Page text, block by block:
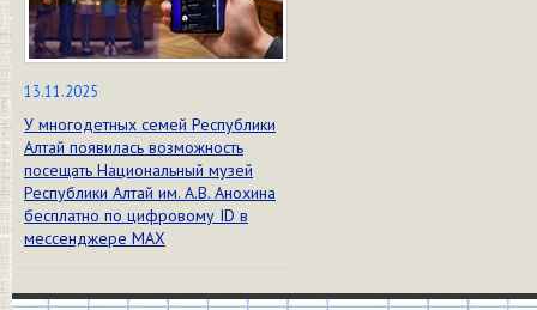
13.11.2025
У многодетных семей Республики
Алтай появилась возможность
посещать Национальный музей
Республики Алтай им. А.В. Анохина
бесплатно по цифровому ID в
мессенджере МАХ